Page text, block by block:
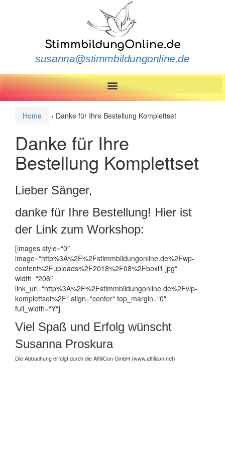
StimmbildungOnline.de
susanna@stimmbildungonline.de
Home › Danke für Ihre Bestellung Komplettset
Danke für Ihre
Bestellung Komplettset
Lieber Sänger,
danke für Ihre Bestellung! Hier ist
der Link zum Workshop:
[images style=“0″
image=“http%3A%2F%2Fstimmbildungonline.de%2Fwp-
content%2Fuploads%2F2018%2F08%2Fboxi1.jpg“
width=“206″
link_url=“http%3A%2F%2Fstimmbildungonline.de%2Fvip-
komplettset%2F“ align=“center“ top_margin=“0″
full_width=“Y“]
Viel Spaß und Erfolg wünscht
Susanna Proskura
Die Abbuchung erfolgt durch die AffiliCon GmbH (www.affilicon.net)